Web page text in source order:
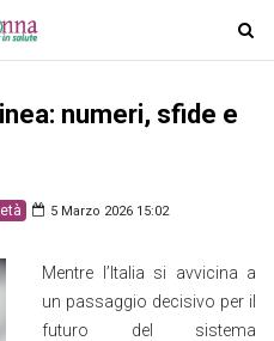
T
o
numeri, sfide e
5 Marzo 2026 15:02
Mentre l’Italia si avvicina a
un passaggio decisivo per il
futuro del sistema